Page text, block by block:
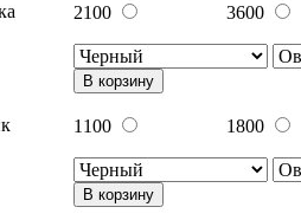
2100 3600
В корзину
1100 1800
В корзину